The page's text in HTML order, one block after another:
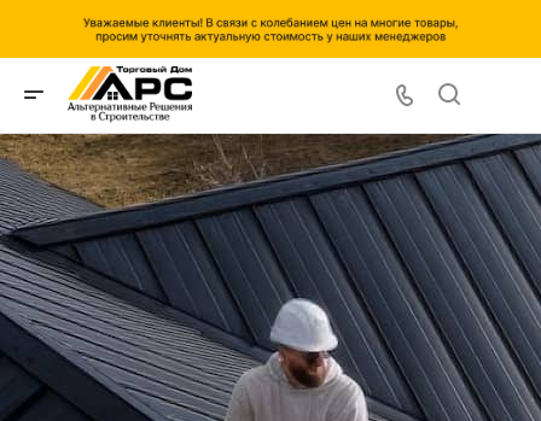
Кровля, фасады и другие
комплектующие